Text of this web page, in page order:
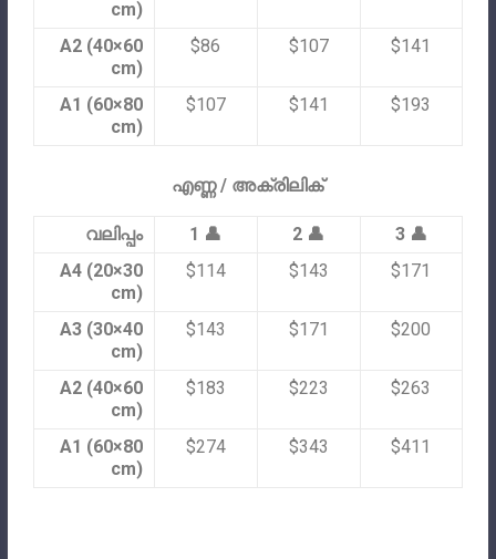
cm)
A2 (40×60
cm)
$86 $107 $141
A1 (60×80
cm)
$107 $141 $193
എണ്ണ / അക്രിലിക്
വലിപ്പം 1 👤 2 👤
3 👤
A4 (20×30
cm)
$114 $143 $171
A3 (30×40
cm)
$143 $171 $200
A2 (40×60
cm)
$183 $223 $263
A1 (60×80
cm)
$274 $343 $411